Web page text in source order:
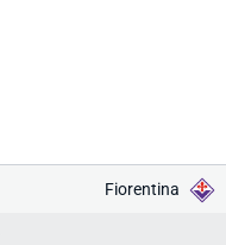
Fiorentina